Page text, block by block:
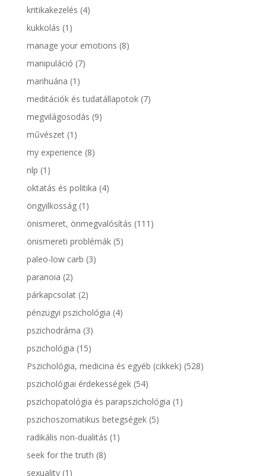
kritikakezelés (4)
kukkolás (1)
manage your emotions (8)
manipuláció (7)
marihuána (1)
meditációk és tudatállapotok(7)
megvilágosodás (9)
művészet(1)
my experience (8)
nlp (1)
oktatás és politika (4)
öngyilkosság(1)
önismeret, önmegvalósítás (111)
önismereti problémák(5)
paleo-low carb (3)
paranoia (2)
párkapcsolat(2)
pénzügyi pszichológia (4)
pszichodráma (3)
pszichológia (15)
Pszichológia, medicina és egyéb (cikkek) (528)
pszichológiai érdekességek(54)
pszichopatológia és parapszichológia (1)
pszichoszomatikus betegségek(5)
radikális non-dualitás (1)
seek for the truth (8)
sexuality(1)